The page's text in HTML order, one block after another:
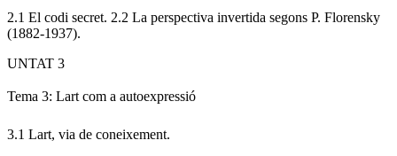
2.1 El codi secret. 2.2 La perspectiva invertida segons P. Florensky
(1882-1937).
UNTAT 3
Tema 3: Lart com a autoexpressió
3.1 Lart, via de coneixement.